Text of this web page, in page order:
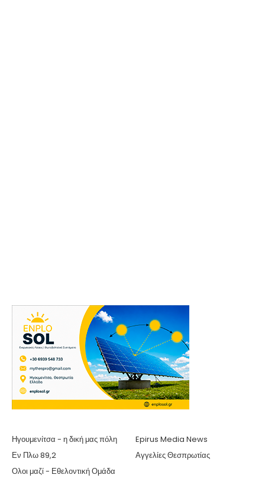
Ηγουμενίτσα - η δική μας πόλη
Epirus Media News
Εν Πλω 89,2
Αγγελίες Θεσπρωτίας
Ολοι μαζί - Εθελοντική Ομάδα